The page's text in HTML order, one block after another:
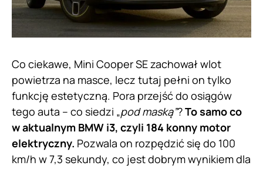
Co ciekawe, Mini Cooper SE zachował wlot
powietrza na masce, lecz tutaj pełni on tylko
funkcję estetyczną. Pora przejść do osiągów
tego auta – co siedzi „pod maską”?To samo co
w aktualnym BMW i3, czyli 184 konny motor
elektryczny. Pozwala on rozpędzić się do 100
km/h w 7,3 sekundy, co jest dobrym wynikiem dla